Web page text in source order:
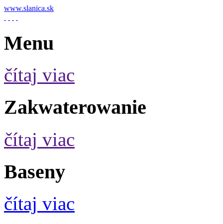
www.slanica.sk
Menu
čítaj viac
Zakwaterowanie
čítaj viac
Baseny
čítaj viac